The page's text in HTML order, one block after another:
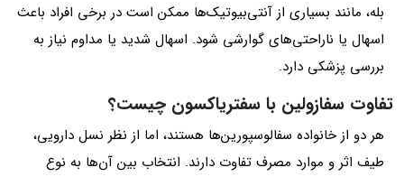
بله، مانند بسیاری از آنتی‌بیوتیک‌ها ممکن است در برخی افراد باعث
اسهال یا ناراحتی‌های گوارشی شود. اسهال شدید یا مداوم نیاز به
بررسی پزشکی دارد.
تفاوت سفازولین با سفتریاکسون چیست؟
هر دو از خانواده سفالوسپورین‌ها هستند، اما از نظر نسل دارویی،
طیف اثر و موارد مصرف تفاوت دارند. انتخاب بین آن‌ها به نوع